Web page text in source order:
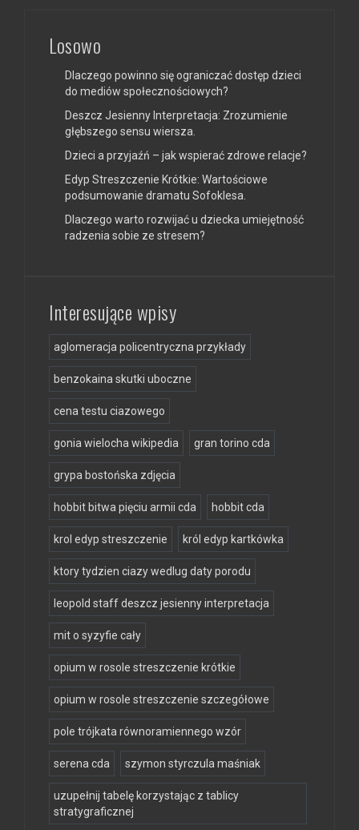
Losowo
Dlaczego powinno się ograniczać dostęp dzieci
do mediów społecznościowych?
Deszcz Jesienny Interpretacja: Zrozumienie
głębszego sensu wiersza.
Dzieci a przyjaźń – jak wspierać zdrowe relacje?
Edyp Streszczenie Krótkie: Wartościowe
podsumowanie dramatu Sofoklesa.
Dlaczego warto rozwijać u dziecka umiejętność
radzenia sobie ze stresem?
Interesujące wpisy
aglomeracja policentryczna przykłady
benzokaina skutki uboczne
cena testu ciazowego
gonia wielocha wikipedia gran torino cda
grypa bostońska zdjęcia
hobbit bitwa pięciu armii cda hobbit cda
krol edyp streszczenie król edyp kartkówka
ktory tydzien ciazy wedlug daty porodu
leopold staff deszcz jesienny interpretacja
mit o syzyfie cały
opium w rosole streszczenie krótkie
opium w rosole streszczenie szczegółowe
pole trójkata równoramiennego wzór
serena cda szymon styrczula maśniak
uzupełnij tabelę korzystając z tablicy
stratygraficznej